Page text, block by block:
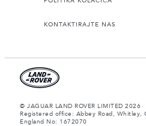
KONTAKTIRAJTE NAS
© JAGUAR LAND ROVER LIMITED 2026
Registered office: Abbey Road, Whitley,
England No: 1672070